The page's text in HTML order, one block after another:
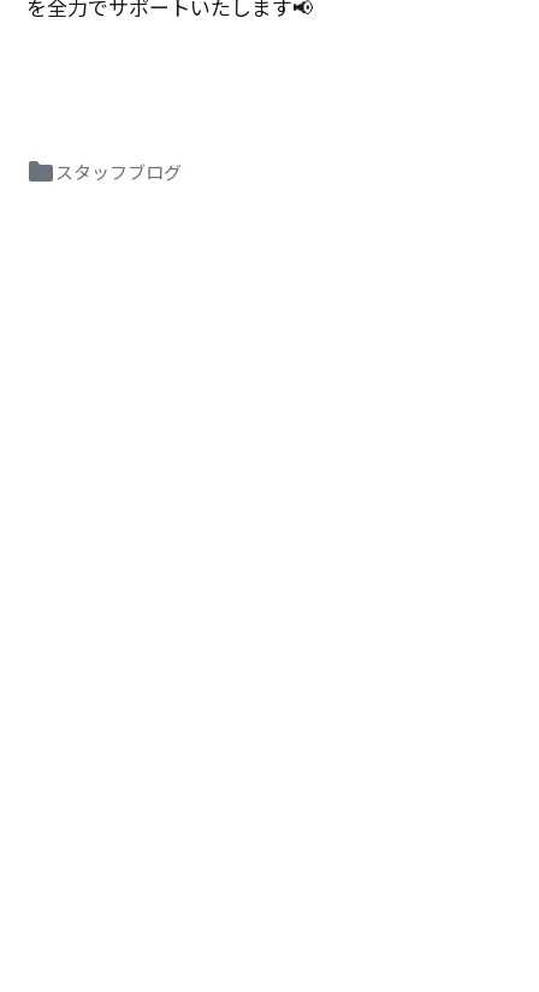
を全力でサポートいたします📢
スタッフブログ